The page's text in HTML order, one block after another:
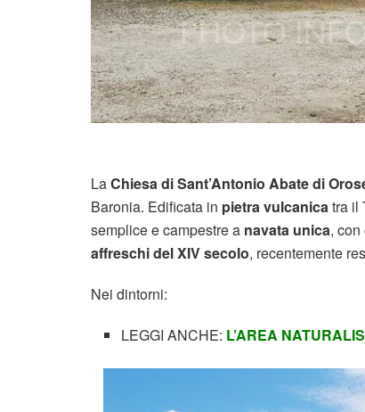
LaChiesa di Sant’Antonio Abate di
Baronia. Edificata in pietra vulcanicatra il
semplice e campestre a navata unica,
affreschi del XIV secolo, recentemente
Nei dintorni:
LEGGI ANCHE: L’AREA